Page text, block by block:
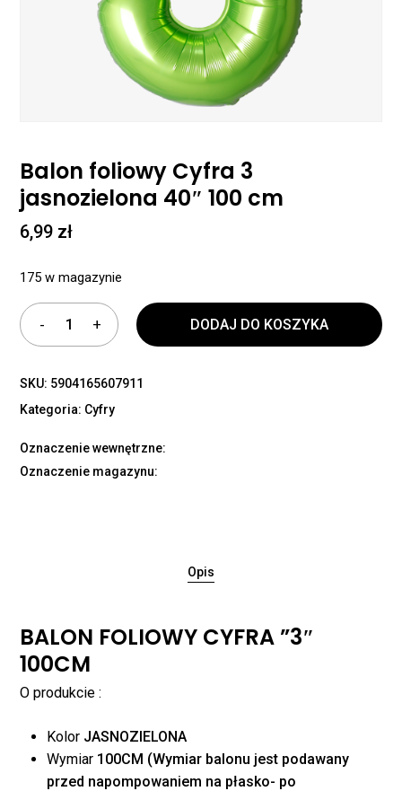
Balon foliowy Cyfra 3
jasnozielona 40″ 100 cm
6,99 zł
175 w magazynie
DODAJ DO KOSZYKA
SKU: 5904165607911
Kategoria: Cyfry
Oznaczenie wewnętrzne:
Oznaczenie magazynu:
Opis
BALON FOLIOWY CYFRA ”3″
100CM
O produkcie :
Kolor JASNOZIELONA
Wymiar 100CM (Wymiar balonu jest podawany
przed napompowaniem na płasko- po